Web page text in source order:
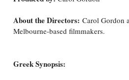
About the Directors: Carol Gordon
Melbourne-based filmmakers.
Greek Synopsis: